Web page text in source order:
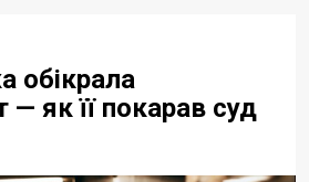
обікрала
— як її покарав суд